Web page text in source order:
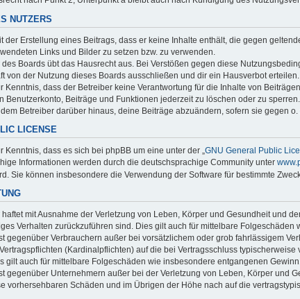
NUTZERS
der Erstellung eines Beitrags, dass er keine Inhalte enthält, die gegen
Links und Bilder zu setzen bzw. zu verwenden.
des Boards übt das Hausrecht aus. Bei Verstößen gegen diese
von der Nutzung dieses Boards ausschließen und dir ein Hausverbot erteilen.
Kenntnis, dass der Betreiber keine Verantwortung für die Inhalte von
Benutzerkonto, Beiträge und Funktionen jederzeit zu löschen oder zu sperren.
Betreiber darüber hinaus, deine Beiträge abzuändern, sofern sie gegen
LICENSE
Kenntnis, dass es sich bei phpBB um eine unter der „GNU General Public
Informationen werden durch die deutschsprachige Community unter
Sie können insbesondere die Verwendung der Software für bestimmte
haftet mit Ausnahme der Verletzung von Leben, Körper und Gesundheit und
Verhalten zurückzuführen sind. Dies gilt auch für mittelbare
gegenüber Verbrauchern außer bei vorsätzlichem oder grob fahrlässigem
(Kardinalpflichten) auf die bei Vertragsschluss
gilt auch für mittelbare Folgeschäden wie insbesondere entgangenen
gegenüber Unternehmern außer bei der Verletzung von Leben, Körper und
vorhersehbaren Schäden und im Übrigen der Höhe nach auf die